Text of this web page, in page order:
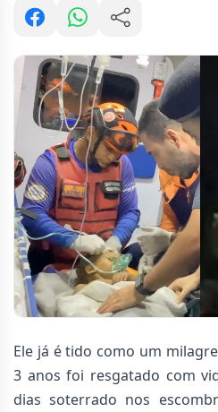
Ele já é tido como um
3 anos foi resgatado com
dias soterrado nos